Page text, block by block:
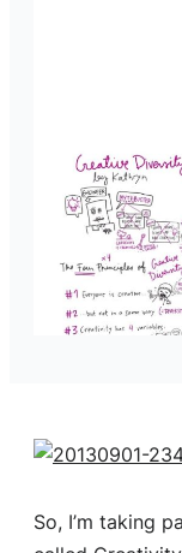
So, I’m taking